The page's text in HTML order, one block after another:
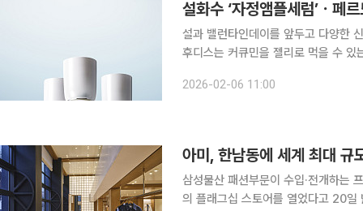
설과 밸런타인데이를 앞두고 다양한
후디스는 커큐민을 젤리로 먹을 수 있
모레퍼시픽 브랜드 설화수가 미백 신
2026-02-06 11:00
아미, 한남동에 세계 최대 규
삼성물산 패션부문이 수입·전개하는
의 플래그십 스토어를 열었다고 20일 밝혔다. 특히 아미 한남 플래그십 스토